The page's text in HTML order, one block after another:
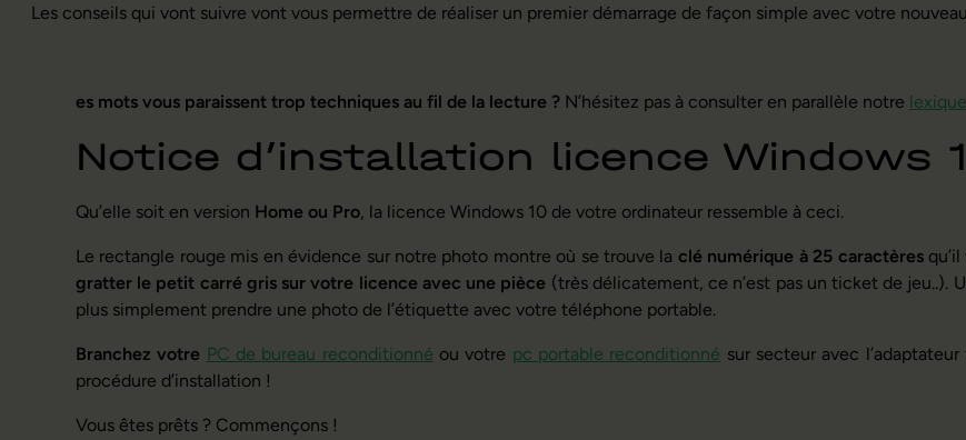
Les conseils qui vont suivre vont vous permettre de réaliser un premier démarrage de façon simple avec votre
es mots vous paraissent trop techniques au fil de la lecture ? N’hésitez pas à consulter en parallèle notre
Notice d’installation licence Windows
Qu’elle soit en version Home ou Pro, la licence Windows 10 de votre ordinateur ressemble à ceci.
Le rectangle rouge mis en évidence sur notre photo montre où se trouve la clé numérique à 25 caractèresqu’il
gratter le petit carré gris sur votre licence avec une pièce (très délicatement, ce n’est pas un ticket de jeu..).
plus simplement prendre une photo de l’étiquette avec votre téléphone portable.
Branchez votre PC de bureau reconditionné ou votre pc portable reconditionné sur secteur avec
procédure d’installation !
Vous êtes prêts ? Commençons !